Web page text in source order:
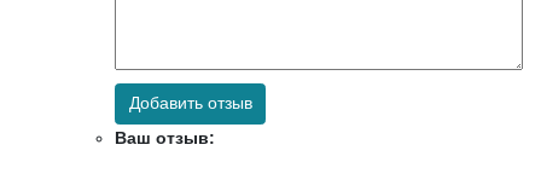
Добавить отзыв
Ваш отзыв: